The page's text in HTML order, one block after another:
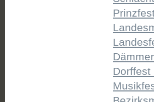
Dorffest